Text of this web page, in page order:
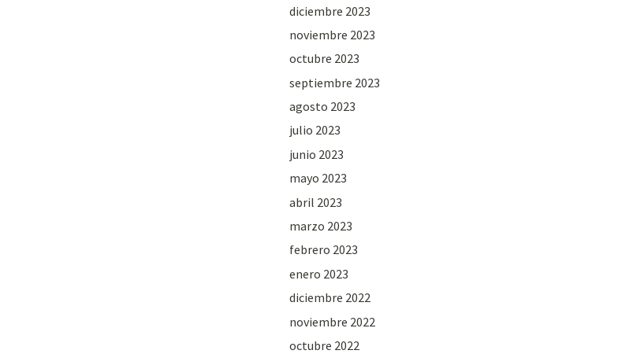
diciembre 2023
noviembre 2023
octubre 2023
septiembre 2023
agosto 2023
julio 2023
junio 2023
mayo 2023
abril 2023
marzo 2023
febrero 2023
enero 2023
diciembre 2022
noviembre 2022
octubre 2022